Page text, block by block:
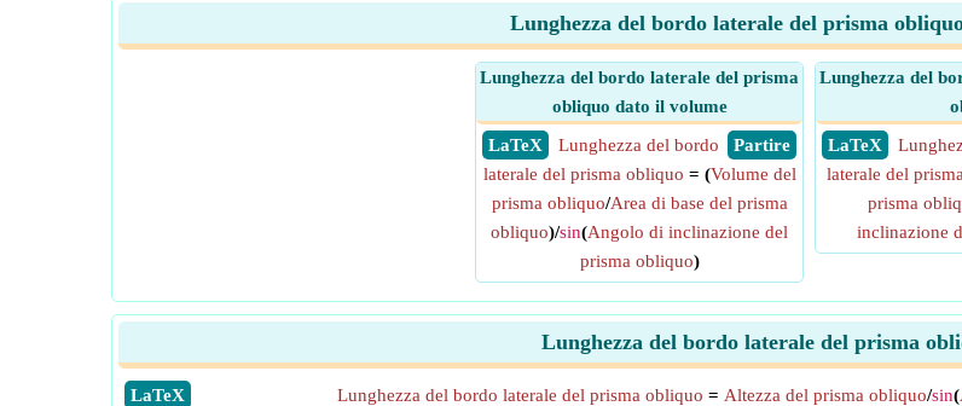
Lunghezza del bordo laterale del prisma
Lunghezza del bordo laterale del prisma
obliquo dato il volume
​ LaTeX
​ Partire
Lunghezza del bordo
laterale del prisma obliquo = (Volume del
prisma obliquo/Area di base del prisma
obliquo)/sin(Angolo di inclinazione del
prisma obliquo)
Lunghezza del
​ LaTeX
laterale del
prisma
inclinazione
Lunghezza del bordo laterale del prisma
​LaTeX Lunghezza del bordo laterale del prisma obliquo = Altezza del prisma obliquo/sin(